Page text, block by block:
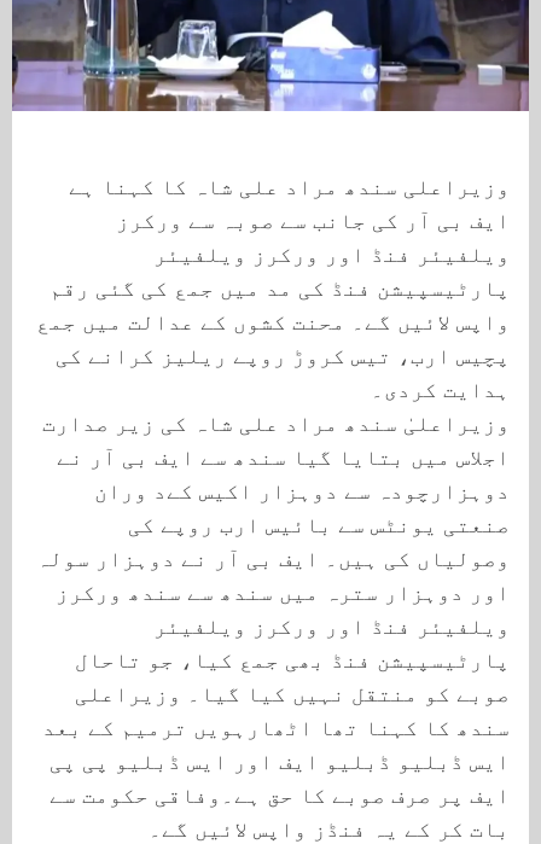
وزیراعلی سندھ مراد علی شاہ کا کہنا ہے
ایف بی آر کی جانب سے صوبہ سے ورکرز
ویلفیئر فنڈ اور ورکرز ویلفیئر
پارٹیسپیشن فنڈ کی مد میں جمع کی گئی رقم
واپس لائیں گے۔ محنت کشوں کے عدالت میں جمع
پچیس ارب، تیس کروڑ روپے ریلیز کرانے کی
ہدایت کردی۔
وزیراعلیٰ سندھ مراد علی شاہ کی زیر صدارت
اجلاس میں بتایا گیا سندھ سے ایف بی آر نے
دوہزارچودہ سے دوہزار اکیس کےد وران
صنعتی یونٹس سے بائیس ارب روپے کی
وصولیاں کی ہیں۔ ایف بی آر نے دوہزار سولہ
اور دوہزار سترہ میں سندھ سے سندھ ورکرز
ویلفیئر فنڈ اور ورکرز ویلفیئر
پارٹیسپیشن فنڈ بھی جمع کیا، جو تاحال
صوبے کو منتقل نہیں کیا گیا۔ وزیراعلی
سندھ کا کہنا تھا اٹھارہویں ترمیم کے بعد
ایس ڈبلیو ڈبلیو ایف اور ایس ڈبلیو پی پی
ایف پر صرف صوبے کا حق ہے۔وفاقی حکومت سے
بات کر کے یہ فنڈز واپس لائیں گے۔